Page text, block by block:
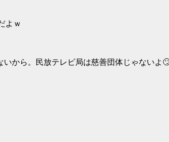
よｗ
から。民放テレビ局は慈善団体じゃないよ